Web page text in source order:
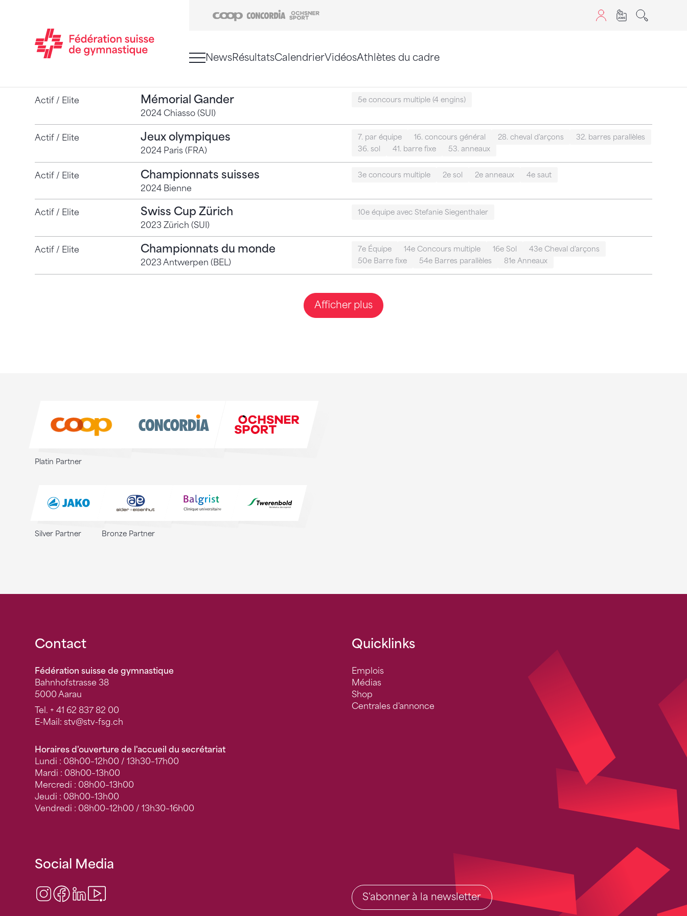
Passer au contenu
Naviguer vers le plan du siten
JavaScript est nécessaire pour naviguer sur ce site. Vous pouvez également utiliser le plan du site sans JavaScript.
Coop Concordia
NewsRésultatsCalendrierVidéosAthlètes du cadre
Actif / Elite Mémorial Gander
2024 Chiasso (SUI)
5e concours multiple (4 engins)
Actif / Elite Jeux olympiques
2024 Paris (FRA)
7. par équipe 16. concours général 28. cheval d'arçons
32. barres parallèles
36. sol
41. barre fixe 53. anneaux
Actif / Elite Championnats suisses
2024 Bienne
3e concours multiple 2e sol 2e anneaux 4e saut
Actif / Elite Swiss Cup Zürich
2023 Zürich (SUI)
10e équipe avec Stefanie Siegenthaler
Actif / Elite Championnats du monde
2023 Antwerpen (BEL)
7e Équipe 14e Concours multiple 16e Sol
43e Cheval d'arçons
50e Barre fixe
54e Barres parallèles 81e Anneaux
Afficher plus
Platin Partner
Silver Partner Bronze Partner
Fusszeile
Contact
Fédération suisse de gymnastique
Bahnhofstrasse 38
5000 Aarau
Tel. + 41 62 837 82 00
E-Mail: stv@stv-fsg.ch
Horaires d'ouverture de l'accueil du secrétariat
Lundi : 08h00–12h00 / 13h30–17h00
Mardi : 08h00–13h00
Mercredi : 08h00–13h00
Jeudi : 08h00–13h00
Vendredi : 08h00–12h00 / 13h30–16h00
Quicklinks
Emplois
Médias
Shop
Centrales d'annonce
Social Media
Instagram
Facebook
LinkedIn S'abonner à la newsletter